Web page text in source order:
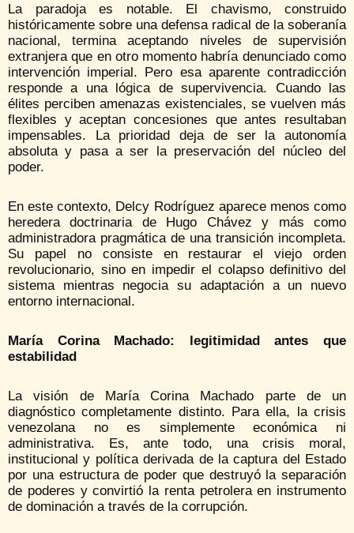
La paradoja es notable. El chavismo, construido
históricamente sobre una defensa radical de la soberanía
nacional, termina aceptando niveles de supervisión
extranjera que en otro momento habría denunciado como
intervención imperial. Pero esa aparente contradicción
responde a una lógica de supervivencia. Cuando las
élites perciben amenazas existenciales, se vuelven más
flexibles y aceptan concesiones que antes resultaban
impensables. La prioridad deja de ser la autonomía
absoluta y pasa a ser la preservación del núcleo del
poder.
En este contexto, Delcy Rodríguez aparece menos como
heredera doctrinaria de Hugo Chávez y más como
administradora pragmática de una transición incompleta.
Su papel no consiste en restaurar el viejo orden
revolucionario, sino en impedir el colapso definitivo del
sistema mientras negocia su adaptación a un nuevo
entorno internacional.
María Corina Machado: legitimidad antes que
estabilidad
La visión de María Corina Machado parte de un
diagnóstico completamente distinto. Para ella, la crisis
venezolana no es simplemente económica ni
administrativa. Es, ante todo, una crisis moral,
institucional y política derivada de la captura del Estado
por una estructura de poder que destruyó la separación
de poderes y convirtió la renta petrolera en instrumento
de dominación a través de la corrupción.